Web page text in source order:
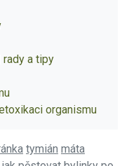
a tipy
organismu
tymián máta